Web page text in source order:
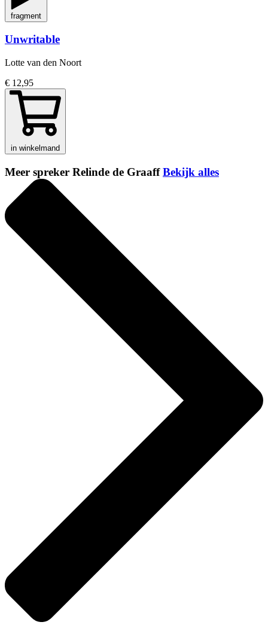
fragment
Unwritable
Lotte van den Noort
€ 12,95
in winkelmand
Meer spreker Relinde de GraaffBekijk alles